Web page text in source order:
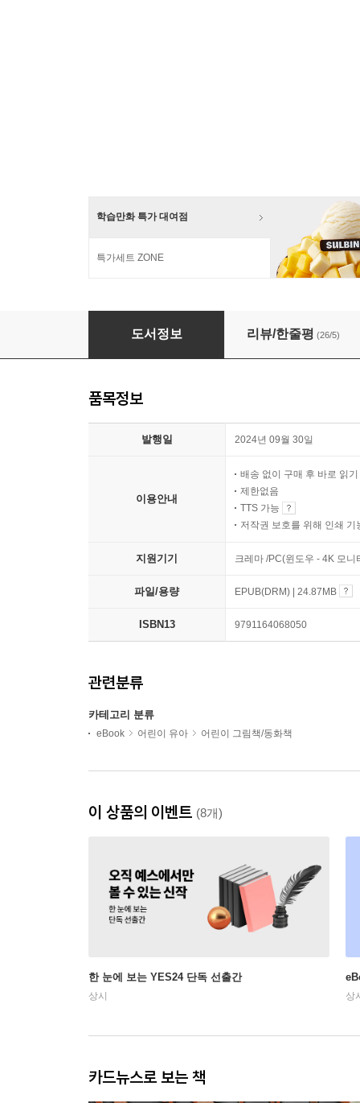
학습만화 특가 대여점
특가세트 ZONE
비밀의 보석 가게 마석관 5
도서정보 리뷰/한줄평 (26/5)
품목정보
발행일 2024년 09월 30일
이용안내
배송 없이 구매 후 바로 읽기
제한없음
TTS 가능
저작권 보호를 위해 인쇄 기
지원기기 크레마 /PC(윈도우 - 4K 모
파일/용량 EPUB(DRM) | 24.87MB
ISBN13 9791164068050
관련분류
카테고리 분류
eBook 어린이 유아 어린이 그림책/동화책
이 상품의 이벤트 (8개)
한 눈에 보는 YES24 단독 선출간
상시 상
카드뉴스로 보는 책